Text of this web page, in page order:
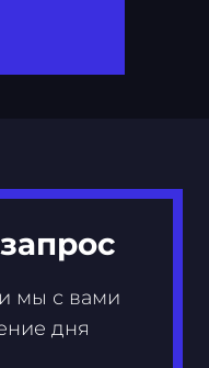
мы с вами
дня